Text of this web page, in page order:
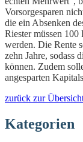
Vorsorgesparen
die ein Absenken
Riester müssen 100
werden. Die Rente
zehn Jahre, sodass
können. Zudem
angesparten
zurück zur
Kategorien